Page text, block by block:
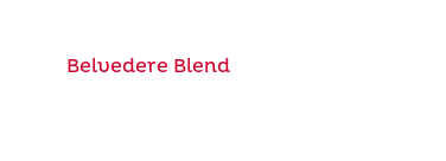
Belvedere Blend